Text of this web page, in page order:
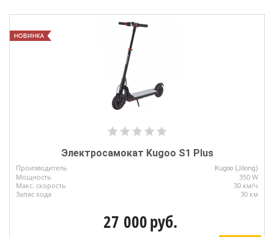
Электросамокат Kugoo S1 Plus
Производитель Kugoo (Jilong)
Мощность
350 W
Макс. скорость
30 км/ч
Запас хода
30 км
27 000руб.